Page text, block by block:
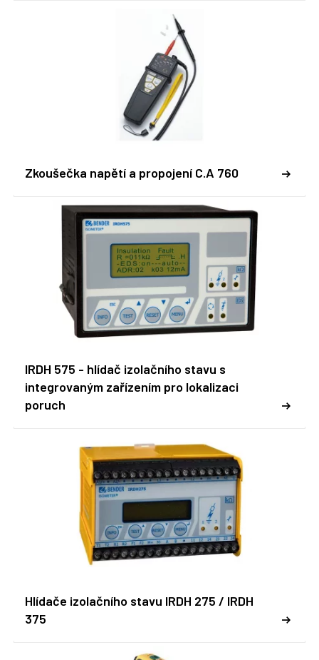
Zkoušečka napětí a propojení C.A 760
IRDH 575 - hlídač izolačního stavu s
integrovaným zařízením pro lokalizaci
poruch
Hlídače izolačního stavu IRDH 275 / IRDH
375